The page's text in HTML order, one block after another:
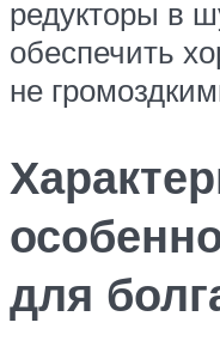
редукторы в
обеспечить
не
для